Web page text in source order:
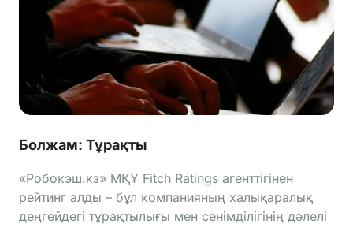
Болжам: Тұрақты
«Робокэш.кз» МҚҰ Fitch Ratings агенттігінен
рейтинг алды – бұл компанияның халықаралық
деңгейдегі тұрақтылығы мен сенімділігінің дәлелі